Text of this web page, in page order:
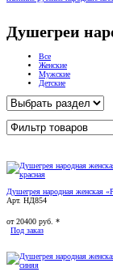
Душегреи
Все
Женские
Мужские
Детские
Душегрея народная женская
Арт. НД854
от20400 руб. *
Под заказ